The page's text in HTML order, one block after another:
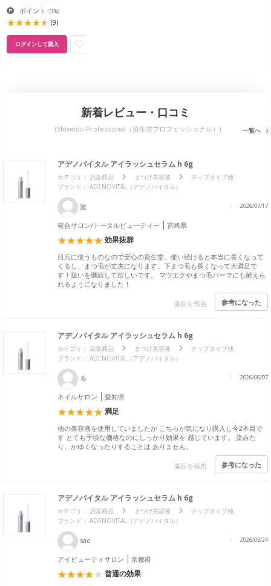
ポイント :(1%)
(9)
ログインして購入
新着レビュー・口コミ
(Shiseido Professional（資生堂プロフェッショナル）) 一覧へ
アデノバイタル アイラッシュセラム h 6g
カテゴリ： 店販商品 まつげ美容液
チップタイプ他
ブランド： ADENOVITAL（アデノバイタル）
波 2026/07/17
複合サロン/トータルビューティー 宮崎県
効果抜群
目元に使うものなので安心の資生堂。使い続けると本当に長くなって
くるし、まつ毛が丈夫になります。下まつ毛も長くなって大満足で
す！扱いを継続して欲しいです。 マツエクやまつ毛パーマにも耐えら
れるようになりました！
違反を報告 参考になった
アデノバイタル アイラッシュセラム h 6g
カテゴリ： 店販商品 まつげ美容液
チップタイプ他
ブランド： ADENOVITAL（アデノバイタル）
る 2026/06/07
ネイルサロン 愛知県
満足
他の美容液を使用していましたが こちらが気になり購入し今2本目で
す とても手頃な価格なのにしっかり効果を 感じています。 染みた
り、かゆくなったりすることは ありません。
違反を報告 参考になった
アデノバイタル アイラッシュセラム h 6g
カテゴリ： 店販商品 まつげ美容液
チップタイプ他
ブランド： ADENOVITAL（アデノバイタル）
sao 2026/05/24
アイビューティサロン 京都府
普通の効果